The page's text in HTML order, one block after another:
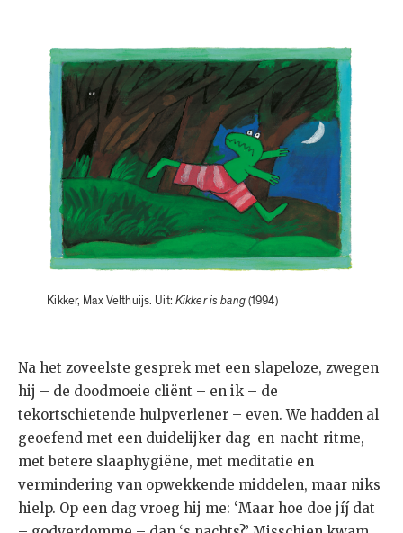
Kikker, Max Velthuijs. Uit: Kikker is bang(1994)
Na het zoveelste gesprek met een slapeloze, zwegen
hij – de doodmoeie cliënt – en ik – de
tekortschietende hulpverlener – even. We hadden al
geoefend met een duidelijker dag-en-nacht-ritme,
met betere slaaphygiëne, met meditatie en
vermindering van opwekkende middelen, maar niks
hielp. Op een dag vroeg hij me: ‘Maar hoe doe jíj dat